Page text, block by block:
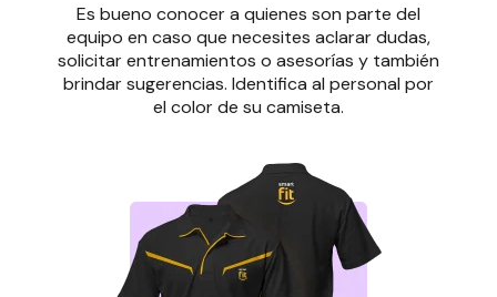
Es bueno conocer a quienes son parte del
equipo en caso que necesites aclarar dudas,
solicitar entrenamientos o asesorías y también
brindar sugerencias. Identifica al personal por
el color de su camiseta.